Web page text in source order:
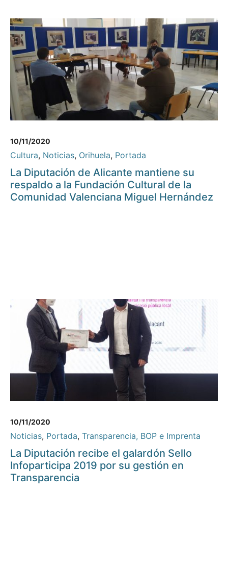
10/11/2020
Cultura, Noticias, Orihuela, Portada
La Diputación de Alicante mantiene su
respaldo a la Fundación Cultural de la
Comunidad Valenciana Miguel Hernández
10/11/2020
Noticias, Portada, Transparencia, BOP e Imprenta
La Diputación recibe el galardón Sello
Infoparticipa 2019 por su gestión en
Transparencia